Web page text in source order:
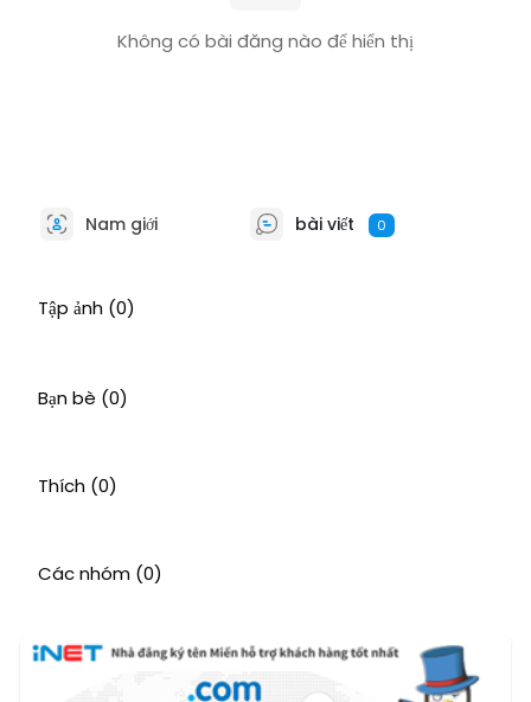
Không có bài đăng nào để hiển thị
Nam giới bài viết 0
Tập ảnh (0)
Bạn bè (0)
Thích (0)
Các nhóm (0)